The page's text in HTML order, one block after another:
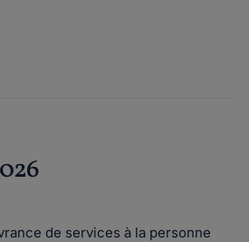
de services à la personne